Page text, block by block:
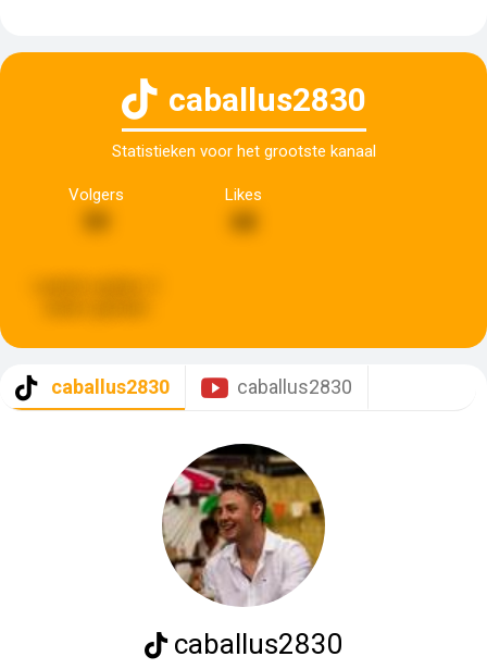
caballus2830
Statistieken voor het grootste kanaal
Volgers Likes
caballus2830 caballus2830
caballus2830